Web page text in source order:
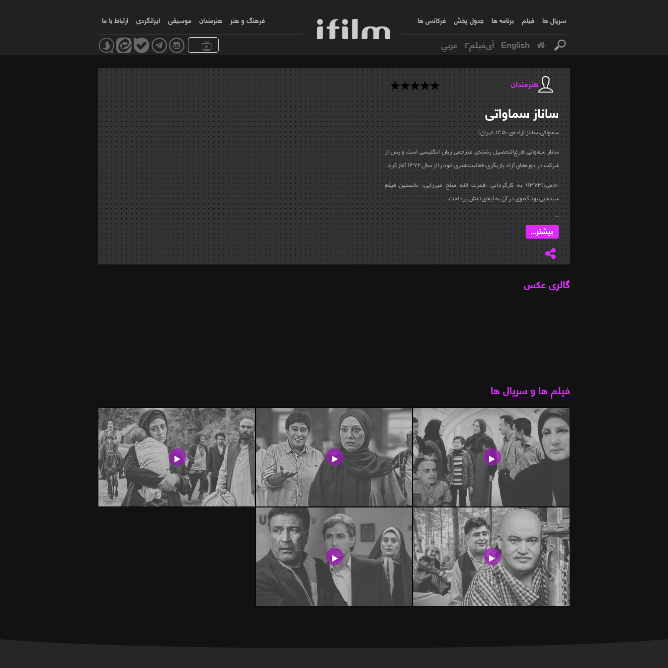
سریال ها فیلم برنامه ها جدول پخش فرکانس ها فرهنگ و هنر هنرمندان موسیقی ایرانگردی ارتباط با ما
English آی‌فیلم۲ عربي
هنرمندان
سانازسماواتی
سماواتی، ساناز (زاده‌ی ۱۳۵۰، تهران)
ساناز سماواتی فارغ‌التحصیل رشته‌ی مترجمی زبان انگلیسی است و پس از
شرکت در دوره‌های آزاد بازیگری، فعالیت هنری خود را از سال ۱۳۷۲ آغاز کرد.
«حامی»(۱۳۷۳) به كارگردانی «قدرت الله صلح میرزایی» نخستین فیلم
سینمایی بود که وی در آن به ایفای نقش پرداخت.
...
بیشتر...
گالری عکس
فیلم ها و سریال ها